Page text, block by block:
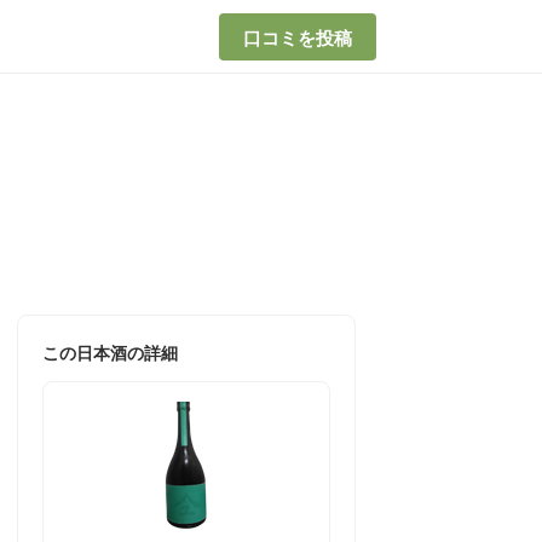
口コミを投稿
この日本酒の詳細